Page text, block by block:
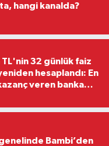
hangi kanalda?
TL'nin 32 günlük faiz
hesaplandı: En
veren banka
Bambi’den